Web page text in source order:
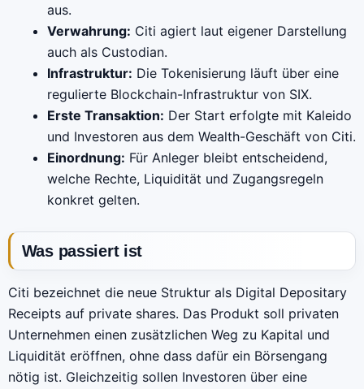
aus.
Verwahrung: Citi agiert laut eigener Darstellung
auch als Custodian.
Infrastruktur: Die Tokenisierung läuft über eine
regulierte Blockchain-Infrastruktur von SIX.
Erste Transaktion: Der Start erfolgte mit Kaleido
und Investoren aus dem Wealth-Geschäft von Citi.
Einordnung: Für Anleger bleibt entscheidend,
welche Rechte, Liquidität und Zugangsregeln
konkret gelten.
Was passiert ist
Citi bezeichnet die neue Struktur als Digital Depositary
Receipts auf private shares. Das Produkt soll privaten
Unternehmen einen zusätzlichen Weg zu Kapital und
Liquidität eröffnen, ohne dass dafür ein Börsengang
nötig ist. Gleichzeitig sollen Investoren über eine